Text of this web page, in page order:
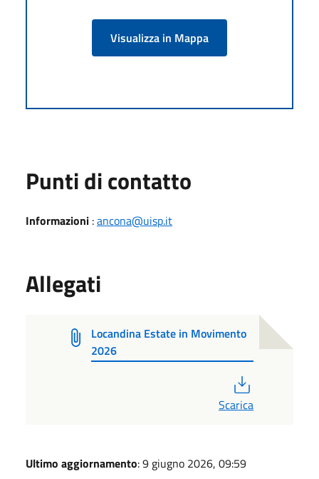
Visualizza in Mappa
Punti di contatto
Informazioni :ancona@uisp.it
Allegati
Locandina Estate in Movimento
2026
Scarica
Ultimo aggiornamento: 9 giugno 2026, 09:59